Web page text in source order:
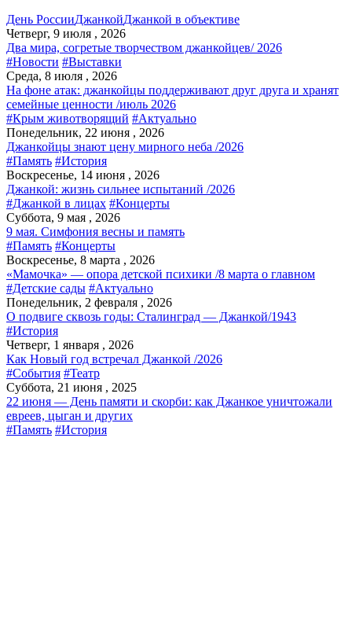
День РоссииДжанкойДжанкой в объективе
Четверг, 9 июля , 2026
Два мира, согретые творчеством джанкойцев/ 2026
#Новости #Выставки
Среда, 8 июля , 2026
На фоне атак: джанкойцы поддерживают друг друга и хранят
семейные ценности /июль 2026
#Крым животворящий #Актуально
Понедельник, 22 июня , 2026
Джанкойцы знают цену мирного неба /2026
#Память #История
Воскресенье, 14 июня , 2026
Джанкой: жизнь сильнее испытаний /2026
#Джанкой в лицах #Концерты
Суббота, 9 мая , 2026
9 мая. Симфония весны и память
#Память #Концерты
Воскресенье, 8 марта , 2026
«Мамочка» — опора детской психики /8 марта о главном
#Детские сады #Актуально
Понедельник, 2 февраля , 2026
О подвиге сквозь годы: Сталинград — Джанкой/1943
#История
Четверг, 1 января , 2026
Как Новый год встречал Джанкой /2026
#События #Театр
Суббота, 21 июня , 2025
22 июня — День памяти и скорби: как Джанкое уничтожали
евреев, цыган и других
#Память #История